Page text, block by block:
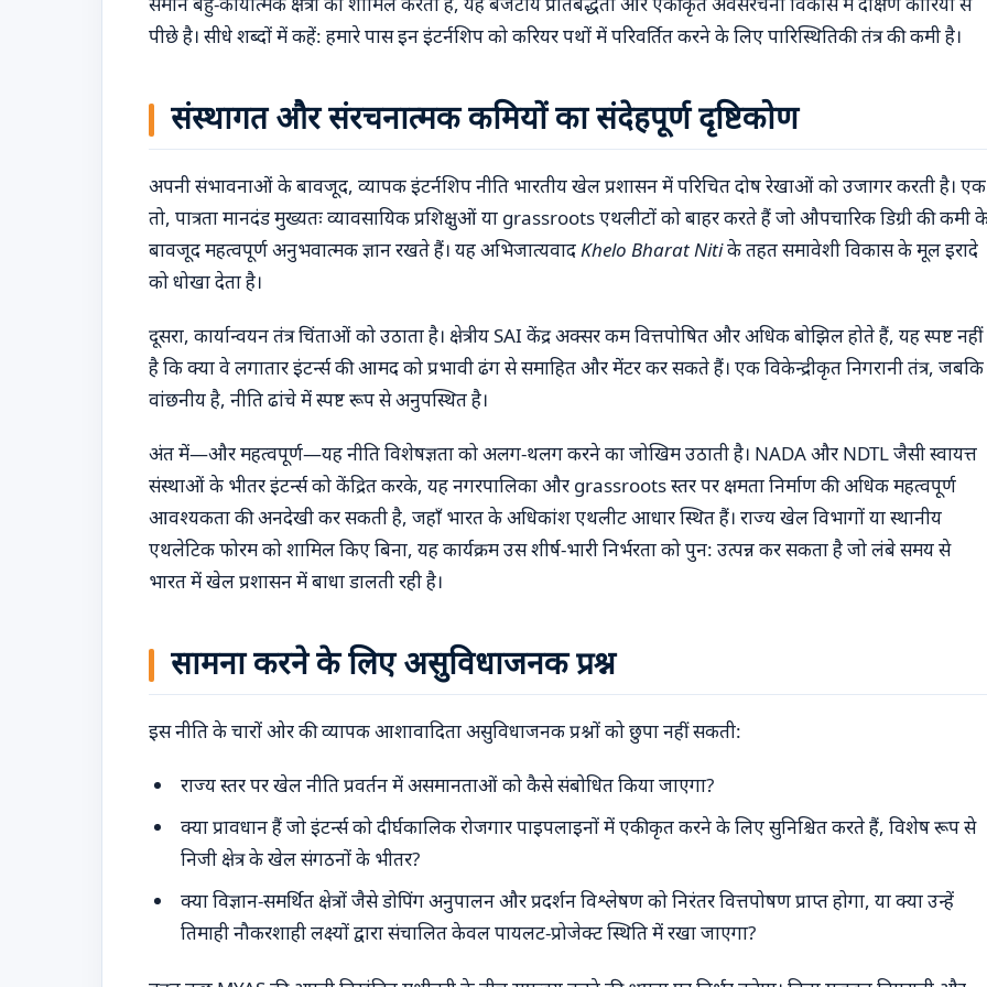
पीछे है। सीधे शब्दों में कहें: हमारे पास इन इंटर्नशिप को करियर पथों में परिवर्तित करने के लिए पारिस्थितिकी तंत्र की कमी है।
संस्थागत और संरचनात्मक कमियों का संदेहपूर्ण दृष्टिकोण
अपनी संभावनाओं के बावजूद, व्यापक इंटर्नशिप नीति भारतीय खेल प्रशासन में परिचित दोष रेखाओं को उजागर करती है। एक
तो, पात्रता मानदंड मुख्यतः व्यावसायिक प्रशिक्षुओं या grassroots एथलीटों को बाहर करते हैं जो औपचारिक डिग्री की कमी
बावजूद महत्वपूर्ण अनुभवात्मक ज्ञान रखते हैं। यह अभिजात्यवादKhelo Bharat Nitiके तहत समावेशी विकास के मूल इरादे
को धोखा देता है।
दूसरा, कार्यान्वयन तंत्र चिंताओं को उठाता है। क्षेत्रीय SAI केंद्र अक्सर कम वित्तपोषित और अधिक बोझिल होते हैं, यह स्पष्ट नहीं
है कि क्या वे लगातार इंटर्न्स की आमद को प्रभावी ढंग से समाहित और मेंटर कर सकते हैं। एक विकेन्द्रीकृत निगरानी तंत्र, जबकि
वांछनीय है, नीति ढांचे में स्पष्ट रूप से अनुपस्थित है।
अंत में—और महत्वपूर्ण—यह नीति विशेषज्ञता को अलग-थलग करने का जोखिम उठाती है। NADA और NDTL जैसी स्वायत्त
संस्थाओं के भीतर इंटर्न्स को केंद्रित करके, यह नगरपालिका और grassroots स्तर पर क्षमता निर्माण की अधिक महत्वपूर्ण
आवश्यकता की अनदेखी कर सकती है, जहाँ भारत के अधिकांश एथलीट आधार स्थित हैं। राज्य खेल विभागों या स्थानीय
एथलेटिक फोरम को शामिल किए बिना, यह कार्यक्रम उस शीर्ष-भारी निर्भरता को पुन: उत्पन्न कर सकता है जो लंबे समय से
भारत में खेल प्रशासन में बाधा डालती रही है।
सामना करने के लिए असुविधाजनक प्रश्न
इस नीति के चारों ओर की व्यापक आशावादिता असुविधाजनक प्रश्नों को छुपा नहीं सकती:
राज्य स्तर पर खेल नीति प्रवर्तन में असमानताओं को कैसे संबोधित किया जाएगा?
क्या प्रावधान हैं जो इंटर्न्स को दीर्घकालिक रोजगार पाइपलाइनों में एकीकृत करने के लिए सुनिश्चित करते हैं, विशेष रूप से
निजी क्षेत्र के खेल संगठनों के भीतर?
क्या विज्ञान-समर्थित क्षेत्रों जैसे डोपिंग अनुपालन और प्रदर्शन विश्लेषण को निरंतर वित्तपोषण प्राप्त होगा, या क्या उन्हें
तिमाही नौकरशाही लक्ष्यों द्वारा संचालित केवल पायलट-प्रोजेक्ट स्थिति में रखा जाएगा?